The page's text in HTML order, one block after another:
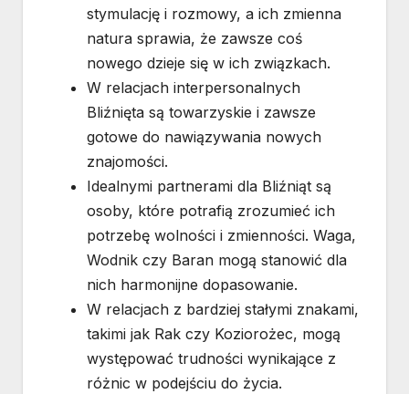
stymulację i rozmowy, a ich zmienna
natura sprawia, że zawsze coś
nowego dzieje się w ich związkach.
W relacjach interpersonalnych
Bliźnięta są towarzyskie i zawsze
gotowe do nawiązywania nowych
znajomości.
Idealnymi partnerami dla Bliźniąt są
osoby, które potrafią zrozumieć ich
potrzebę wolności i zmienności. Waga,
Wodnik czy Baran mogą stanowić dla
nich harmonijne dopasowanie.
W relacjach z bardziej stałymi znakami,
takimi jak Rak czy Koziorożec, mogą
występować trudności wynikające z
różnic w podejściu do życia.